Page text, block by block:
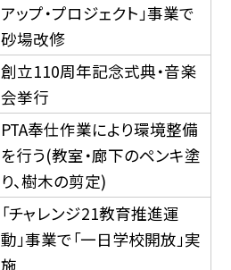
アップ・プロジェクト」事業で
砂場改修
創立110周年記念式典・音楽
会挙行
PTA奉仕作業により環境整備
を行う(教室・廊下のペンキ塗
り、樹木の剪定)
「チャレンジ21教育推進運
動」事業で「一日学校開放」実
施